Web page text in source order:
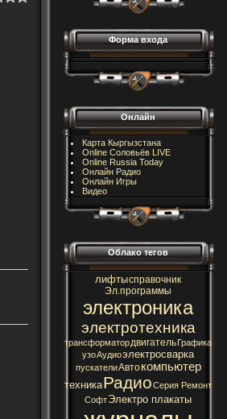
Форма входа
Онлайн
Карта Кыргызстана
Online Соловьёв LIVE
Online Russia Today
Онлайн Радио
Онлайн Игры
Видео
Облако тегов
лифтысправочник
Эл.программы
электроника
электротехника
трансформатордвигательГрафика
узоАудиоэлектросварка
пускателиАвтокомпьютер
техникаРадиоСерия Ремонт
СофтЭлектро плакаты